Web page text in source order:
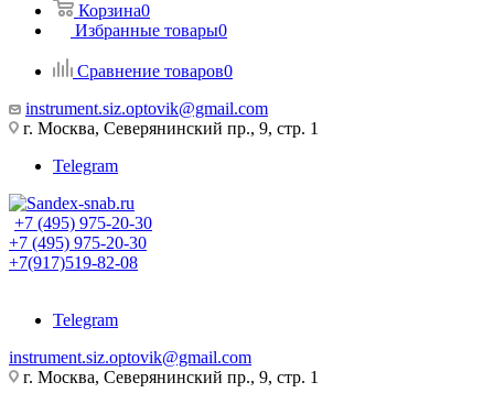
Корзина0
Избранные товары0
Сравнение товаров0
instrument.siz.optovik@gmail.com
г. Москва, Северянинский пр., 9, стр. 1
Telegram
+7 (495) 975-20-30
+7 (495) 975-20-30
+7(917)519-82-08
Telegram
instrument.siz.optovik@gmail.com
г. Москва, Северянинский пр., 9, стр. 1